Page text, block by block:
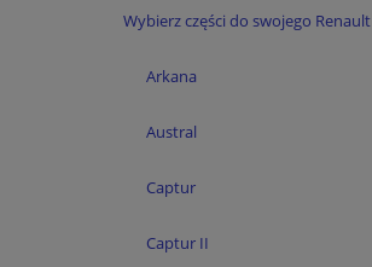
Wybierz części do swojego Renault
Arkana
Austral
Captur
Captur II